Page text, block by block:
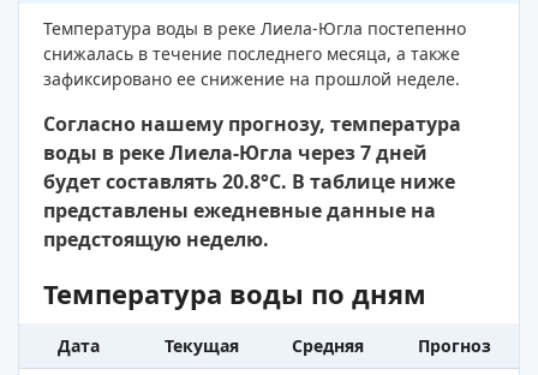
Температура воды в реке Лиела-Югла постепенно
снижалась в течение последнего месяца, а также
зафиксировано ее снижение на прошлой неделе.
Согласно нашему прогнозу, температура
воды в реке Лиела-Югла через 7 дней
будет составлять 20.8°C. В таблице ниже
представлены ежедневные данные на
предстоящую неделю.
Температура воды по дням
Дата Текущая Средняя
Прогноз